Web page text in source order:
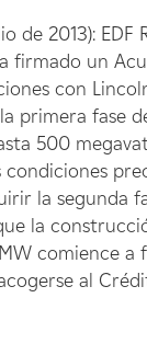
de 2013): EDF
firmado un
con
primera fase
500
condiciones
la segunda
la
comience a
al